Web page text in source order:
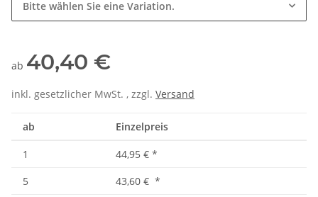
Bitte wählen Sie eine Variation.
ab 40,40 €
inkl. gesetzlicher MwSt. , zzgl. Versand
ab Einzelpreis
1 44,95 € *
5
43,60 € *